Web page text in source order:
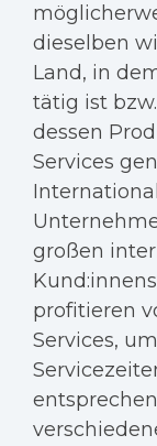
dieselben
Land, in
tätig ist
dessen
Services
großen
profitieren
Services,